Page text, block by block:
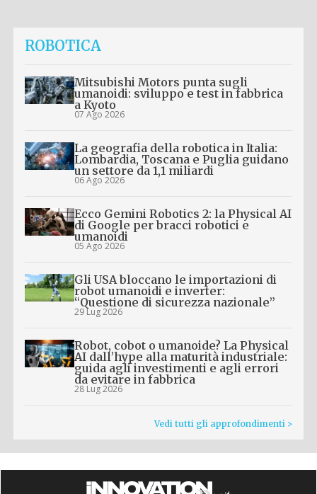
ROBOTICA
Mitsubishi Motors punta sugli
umanoidi: sviluppo e test in fabbrica
a Kyoto
07 Ago 2026
La geografia della robotica in Italia:
Lombardia, Toscana e Puglia guidano
un settore da 1,1 miliardi
06 Ago 2026
Ecco Gemini Robotics 2: la Physical AI
di Google per bracci robotici e
umanoidi
05 Ago 2026
Gli USA bloccano le importazioni di
robot umanoidi e inverter:
“Questione di sicurezza nazionale”
29 Lug 2026
Robot, cobot o umanoide? La Physical
AI dall’hype alla maturità industriale:
guida agli investimenti e agli errori
da evitare in fabbrica
28 Lug 2026
Vedi tutti gli approfondimenti >